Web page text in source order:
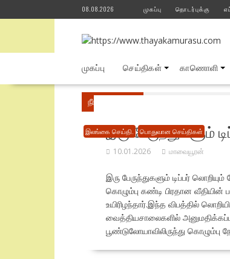
to
08.08.2026 முகப்பு தொடர்புக்கு
முகப்பு செய்திகள் காணொளி
நீங்கள் இங்கே
இலங்கை செய்தி. பொதுவான செய்திகள்
இரு பேருந்துகளும்
10.01.2026 மாவையூரன்
இரு பேருந்துகளும் டிப்பர்
கொழும்பு கண்டி பிரதான வீதியின்
உயிரிழந்தார்.இந்த விபத்தில்
வைத்தியசாலைகளில்
பூண்டுலோயாவிலிருந்து